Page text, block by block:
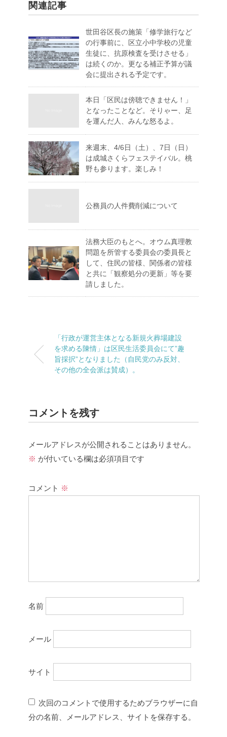
関連記事
世田谷区長の施策「修学旅行など
の行事前に、区立小中学校の児童
生徒に、抗原検査を受けさせる」
は続くのか。更なる補正予算が議
会に提出される予定です。
本日「区民は傍聴できません！」
となったことなど。そりゃー、足
を運んだ人、みんな怒るよ。
来週末、4/6日（土）、7日（日）
は成城さくらフェステイバル。桃
野も参ります。楽しみ！
公務員の人件費削減について
法務大臣のもとへ。オウム真理教
問題を所管する委員会の委員長と
して、住民の皆様、関係者の皆様
と共に「観察処分の更新」等を要
請しました。
「行政が運営主体となる新規火葬場建設
を求める陳情」は区民生活委員会にて”趣
旨採択”となりました（自民党のみ反対、
その他の全会派は賛成）。
コメントを残す
メールアドレスが公開されることはありません。
※ が付いている欄は必須項目です
コメント ※
名前
メール
サイト
次回のコメントで使用するためブラウザーに自
分の名前、メールアドレス、サイトを保存する。